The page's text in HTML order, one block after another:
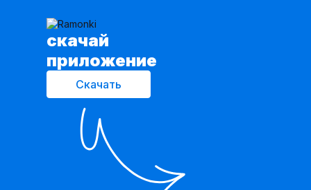
cкачай
приложение
Скачать